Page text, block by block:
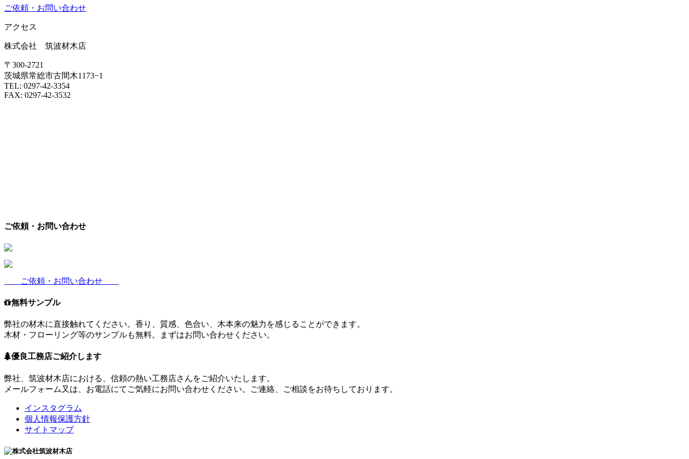
ご依頼・お問い合わせ
アクセス
株式会社 筑波材木店
〒300-2721
茨城県常総市古間木1173−1
TEL: 0297-42-3354
FAX: 0297-42-3532
ご依頼・お問い合わせ
ご依頼・お問い合わせ
無料サンプル
弊社の材木に直接触れてください。香り、質感、色合い、木本来の魅力を感じることができます。
木材・フローリング等のサンプルも無料。まずはお問い合わせください。
優良工務店ご紹介します
弊社、筑波材木店における、信頼の熱い工務店さんをご紹介いたします。
メールフォーム又は、お電話にてご気軽にお問い合わせください。ご連絡、ご相談をお待ちしております。
インスタグラム
個人情報保護方針
サイトマップ